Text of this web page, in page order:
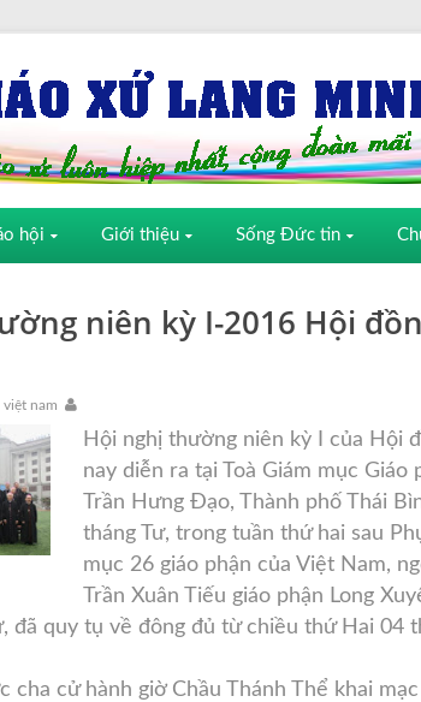
hội Giới thiệu Sống Đức tin
niên kỳ I-2016 Hội
nam
Hội nghị thường niên kỳ I của Hội
nay diễn ra tại Toà Giám mục Giáo
Trần Hưng Đạo, Thành phố Thái
tháng Tư, trong tuần thứ hai sau
mục 26 giáo phận của Việt Nam,
Trần Xuân Tiếu giáo phận Long
đã quy tụ về đông đủ từ chiều thứ Hai 04
cha cử hành giờ Chầu Thánh Thể khai